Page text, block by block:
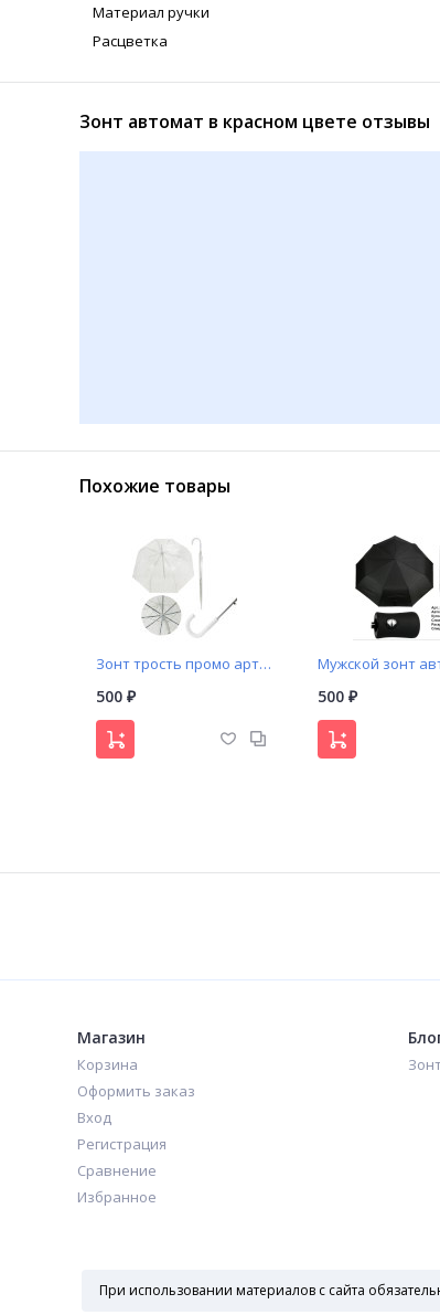
Материал ручки
Расцветка
Зонт автомат в красном цвете отзывы
Похожие товары
Зонт трость промо арт. 123 прозрачный купол с белой пластиковой ручкой
500 ₽ 500 ₽
Магазин
Корзина
Оформить заказ
Вход
Регистрация
Сравнение
Избранное
При использовании материалов с сайта